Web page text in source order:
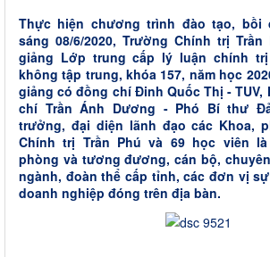
Thực hiện chương trình đào tạo, bồi
sáng 08/6/2020, Trường Chính trị
giảng Lớp trung cấp lý luận chính
không tập trung, khóa 157, năm học
giảng có đồng chí Đinh Quốc Thị -
chí Trần Ánh Dương - Phó Bí thư
trưởng, đại diện lãnh đạo các Khoa,
Chính trị Trần Phú và 69 học viên
phòng và tương đương, cán bộ,
ngành, đoàn thể cấp tỉnh, các đơn vị
doanh nghiệp đóng trên địa bàn.